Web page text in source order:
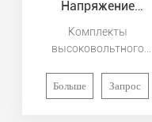
Напряжение
Распределительные
Устройства
Комплекты
высоковольтного
используются для
управления и защиты
Больше Запрос